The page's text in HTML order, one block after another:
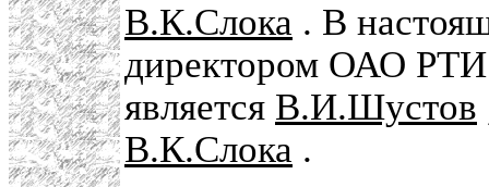
В.К.Слока . В
директором ОАО
является В.И.Шустов
В.К.Слока .